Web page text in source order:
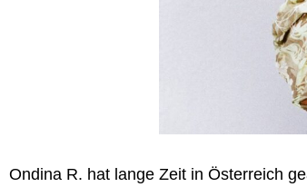
Ondina R. hat lange Zeit in Österreich